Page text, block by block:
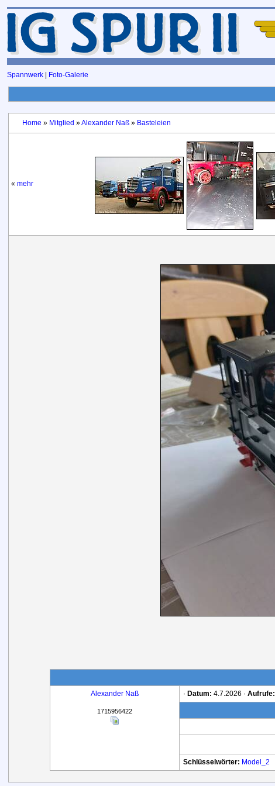
Spannwerk Foto-Galerie
Home » Mitglied »Alexander Naß» Basteleien
« mehr
Alexander Naß
1715956422
· Datum: 4.7.2026 · Aufrufe:
Schlüsselwörter: Model_2